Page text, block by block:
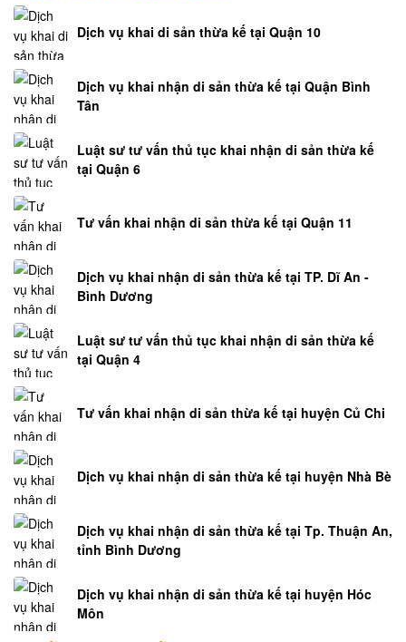
lao
động
Hỏi
đáp
đầu
tư
Hỏi
đáp
luật
cạnh
tranh
Hỏi
đáp
xuất
nhập
khẩu
Hỏi
đáp
luật
xây
dựng
Hỏi
đáp
luật
hình
sự
Hỏi
đáp
Dịch vụ khai di sản thừa kế tại Quận 10
Dịch vụ khai nhận di sản thừa kế tại Quận Bình
Tân
Luật sư tư vấn thủ tục khai nhận di sản thừa kế
tại Quận 6
Tư vấn khai nhận di sản thừa kế tại Quận 11
Dịch vụ khai nhận di sản thừa kế tại TP. Dĩ An -
Bình Dương
Luật sư tư vấn thủ tục khai nhận di sản thừa kế
tại Quận 4
Tư vấn khai nhận di sản thừa kế tại huyện Củ Chi
Dịch vụ khai nhận di sản thừa kế tại huyện Nhà Bè
Dịch vụ khai nhận di sản thừa kế tại Tp. Thuận An,
tỉnh Bình Dương
Dịch vụ khai nhận di sản thừa kế tại huyện Hóc
Môn